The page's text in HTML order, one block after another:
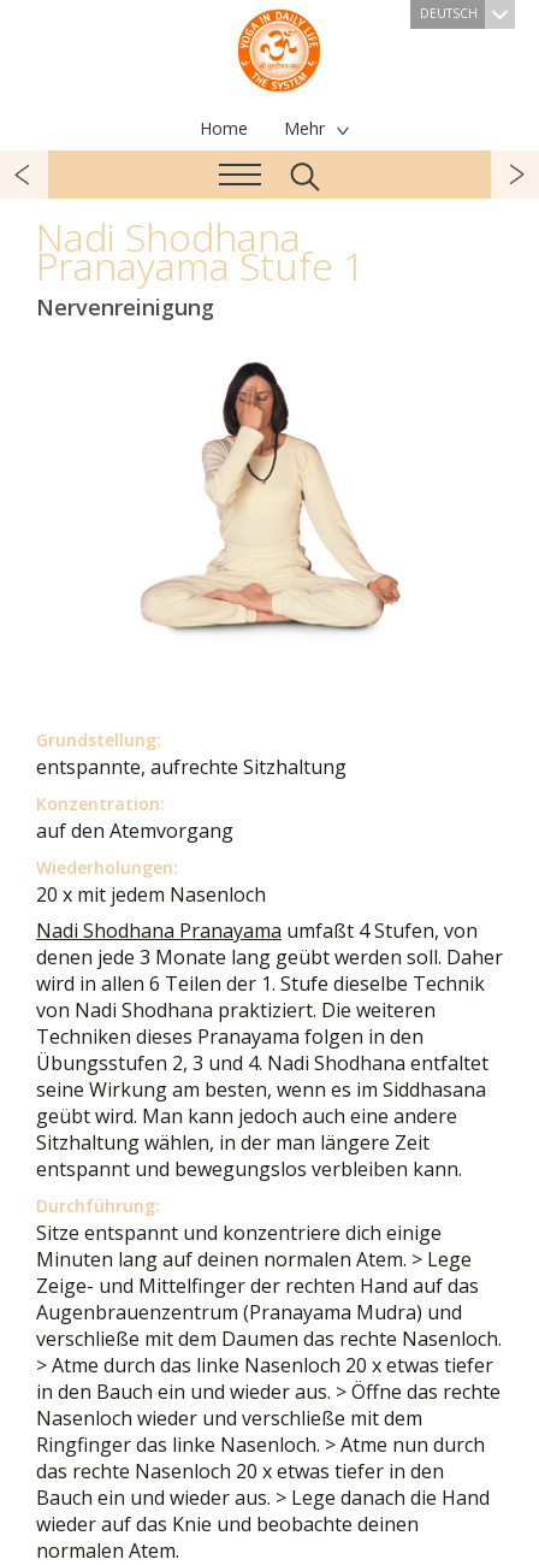
DEUTSCH
Home Mehr
Nadi Shodhana
Pranayama Stufe 1
Nervenreinigung
Grundstellung:
entspannte, aufrechte Sitzhaltung
Konzentration:
auf den Atemvorgang
Wiederholungen:
20 x mit jedem Nasenloch
Nadi Shodhana Pranayama umfaßt 4 Stufen, von
denen jede 3 Monate lang geübt werden soll. Daher
wird in allen 6 Teilen der 1. Stufe dieselbe Technik
von Nadi Shodhana praktiziert. Die weiteren
Techniken dieses Pranayama folgen in den
Übungsstufen 2, 3 und 4. Nadi Shodhana entfaltet
seine Wirkung am besten, wenn es im Siddhasana
geübt wird. Man kann jedoch auch eine andere
Sitzhaltung wählen, in der man längere Zeit
entspannt und bewegungslos verbleiben kann.
Durchführung:
Sitze entspannt und konzentriere dich einige
Minuten lang auf deinen normalen Atem. > Lege
Zeige- und Mittelfinger der rechten Hand auf das
Augenbrauenzentrum (Pranayama Mudra) und
verschließe mit dem Daumen das rechte Nasenloch.
> Atme durch das linke Nasenloch 20 x etwas tiefer
in den Bauch ein und wieder aus. > Öffne das rechte
Nasenloch wieder und verschließe mit dem
Ringfinger das linke Nasenloch. > Atme nun durch
das rechte Nasenloch 20 x etwas tiefer in den
Bauch ein und wieder aus. > Lege danach die Hand
wieder auf das Knie und beobachte deinen
normalen Atem.